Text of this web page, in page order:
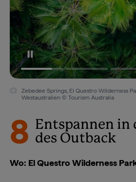
Zebedee Springs, El Questro Wilderness
Westaustralien © Tourism Australia
8
Entspannen in
des Outback
Wo: El Questro Wilderness